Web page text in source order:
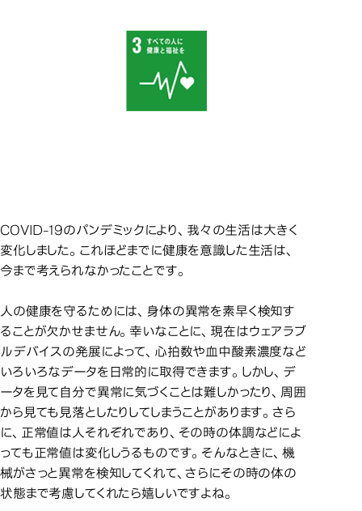
取り組み事例
COVID-19のパンデミックにより、我々の生活は大きく
変化しました。これほどまでに健康を意識した生活は、
今まで考えられなかったことです。
人の健康を守るためには、身体の異常を素早く検知す
ることが欠かせません。幸いなことに、現在はウェアラブ
ルデバイスの発展によって、心拍数や血中酸素濃度など
いろいろなデータを日常的に取得できます。しかし、デ
ータを見て自分で異常に気づくことは難しかったり、周囲
から見ても見落としたりしてしまうことがあります。さら
に、正常値は人それぞれであり、その時の体調などによ
っても正常値は変化しうるものです。そんなときに、機
械がさっと異常を検知してくれて、さらにその時の体の
状態まで考慮してくれたら嬉しいですよね。